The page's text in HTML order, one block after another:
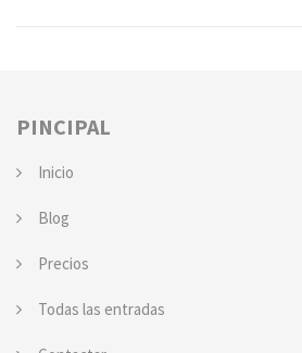
PINCIPAL
Inicio
Blog
Precios
Todas las entradas